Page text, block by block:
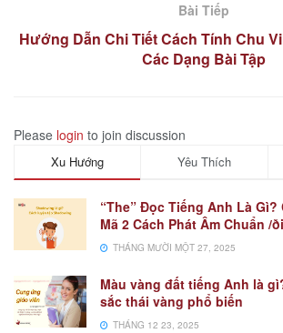
Bài Tiếp
Hướng Dẫn Chi Tiết Cách Tính Chu
Các Dạng Bài Tập
Please login to join discussion
Xu Hướng Yêu Thích
“The” Đọc Tiếng Anh Là Gì?
Mã 2 Cách Phát Âm Chuẩn /
THÁNG MƯỜI MỘT 27, 2025
Màu vàng đất tiếng Anh là
sắc thái vàng phổ biến
THÁNG 12 23, 2025